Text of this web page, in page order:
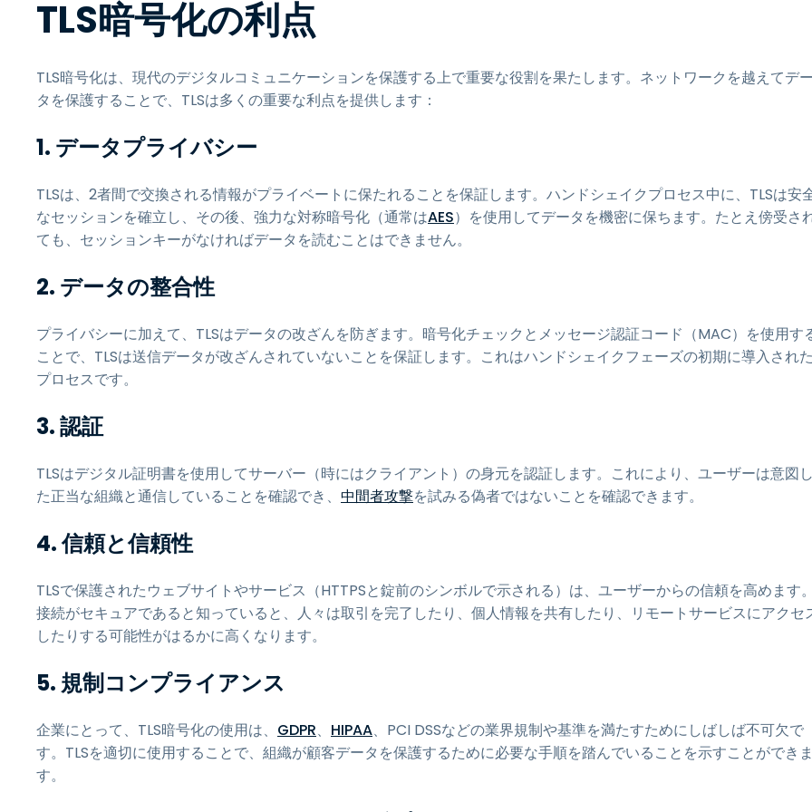
TLS暗号化の利点
TLS暗号化は、現代のデジタルコミュニケーションを保護する上で重要な役割を果たします。ネットワークを越えてデー
タを保護することで、TLSは多くの重要な利点を提供します：
1. データプライバシー
TLSは、2者間で交換される情報がプライベートに保たれることを保証します。ハンドシェイクプロセス中に、TLSは安
なセッションを確立し、その後、強力な対称暗号化（通常はAES）を使用してデータを機密に保ちます。たとえ傍受さ
ても、セッションキーがなければデータを読むことはできません。
2. データの整合性
プライバシーに加えて、TLSはデータの改ざんを防ぎます。暗号化チェックとメッセージ認証コード（MAC）を使用す
ことで、TLSは送信データが改ざんされていないことを保証します。これはハンドシェイクフェーズの初期に導入された
プロセスです。
3. 認証
TLSはデジタル証明書を使用してサーバー（時にはクライアント）の身元を認証します。これにより、ユーザーは意図し
た正当な組織と通信していることを確認でき、 中間者攻撃を試みる偽者ではないことを確認できます。
4. 信頼と信頼性
TLSで保護されたウェブサイトやサービス（HTTPSと錠前のシンボルで示される）は、ユーザーからの信頼を高めます。
接続がセキュアであると知っていると、人々は取引を完了したり、個人情報を共有したり、リモートサービスにアクセ
したりする可能性がはるかに高くなります。
5. 規制コンプライアンス
企業にとって、TLS暗号化の使用は、 GDPR、 HIPAA、PCI DSSなどの業界規制や基準を満たすためにしばしば不可欠で
す。TLSを適切に使用することで、組織が顧客データを保護するために必要な手順を踏んでいることを示すことができま
す。